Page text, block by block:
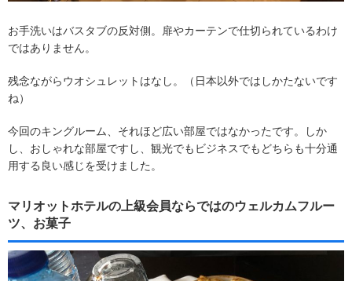
お手洗いはバスタブの反対側。扉やカーテンで仕切られているわけ
ではありません。
残念ながらウオシュレットはなし。（日本以外ではしかたないです
ね）
今回のキングルーム、それほど広い部屋ではなかったです。しか
し、おしゃれな部屋ですし、観光でもビジネスでもどちらも十分通
用する良い感じを受けました。
マリオットホテルの上級会員ならではのウェルカムフルー
ツ、お菓子